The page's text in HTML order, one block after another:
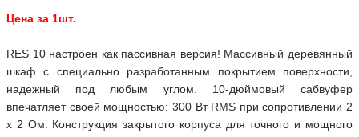
Цена за 1шт.
RES 10 настроен как пассивная версия! Массивный деревянный
шкаф с специально разработанным покрытием поверхности,
надежный под любым углом. 10-дюймовый сабвуфер
впечатляет своей мощностью: 300 Вт RMS при сопротивлении 2
x 2 Ом. Конструкция закрытого корпуса для точного и мощного